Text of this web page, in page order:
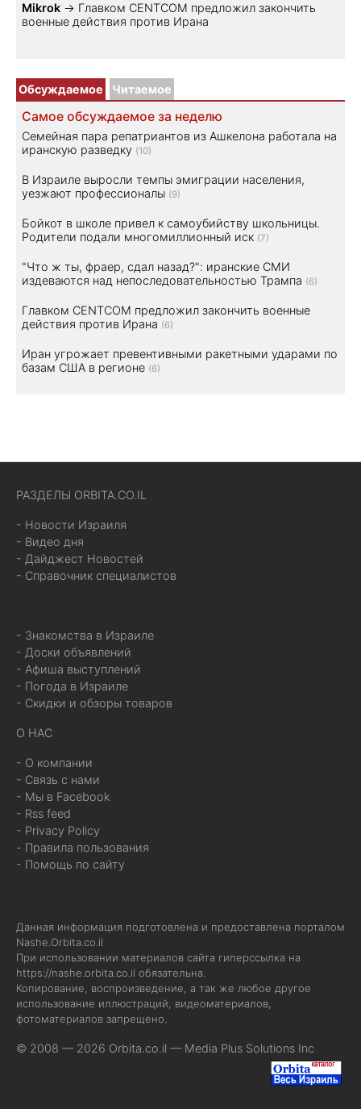
Mikrok → Главком CENTCOM предложил закончить
военные действия против Ирана
Обсуждаемое Читаемое
Самое обсуждаемое за неделю
Семейная пара репатриантов из Ашкелона работала на
иранскую разведку (10)
В Израиле выросли темпы эмиграции населения,
уезжают профессионалы (9)
Бойкот в школе привел к самоубийству школьницы.
Родители подали многомиллионный иск (7)
"Что ж ты, фраер, сдал назад?": иранские СМИ
издеваются над непоследовательностью Трампа (6)
Главком CENTCOM предложил закончить военные
действия против Ирана (6)
Иран угрожает превентивными ракетными ударами по
базам США в регионе (6)
РАЗДЕЛЫ ORBITA.CO.IL
- Новости Израиля
- Видео дня
- Дайджест Новостей
- Справочник специалистов
- Знакомства в Израиле
- Доски объявлений
- Афиша выступлений
- Погода в Израиле
- Скидки и обзоры товаров
О НАС
- О компании
- Связь с нами
- Мы в Facebook
- Rss feed
- Privacy Policy
- Правила пользования
- Помощь по сайту
Данная информация подготовлена и предоставлена порталом
Nashe.Orbita.co.il
При использовании материалов сайта гиперссылка на
https://nashe.orbita.co.il обязательна.
Копирование, воспроизведение, а так же любое другое
использование иллюстраций, видеоматериалов,
фотоматериалов запрещено.
© 2008 — 2026 Orbita.co.il — Media Plus Solutions Inc